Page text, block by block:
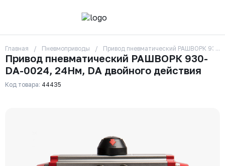
О компании
Контакты
Бренды
Отзывы
Сотрудники
Реквизиты
Главная Пневмоприводы Привод пневматический РАШВОРК 930-
Привод пневматический РАШВОРК 930-
DA-0024, 24Нм, DA двойного действия
Код товара: 44435